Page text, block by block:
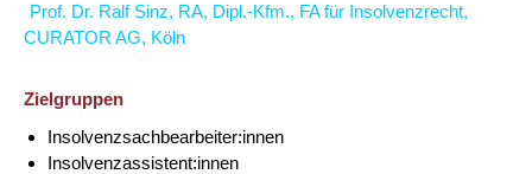
Prof. Dr. Ralf Sinz, RA, Dipl.-Kfm., FA für Insolvenzrecht,
CURATOR AG, Köln
Zielgruppen
Insolvenzsachbearbeiter:innen
Insolvenzassistent:innen